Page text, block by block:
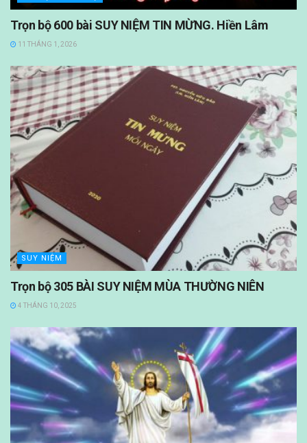
Trọn bộ 600 bài SUY NIỆM TIN MỪNG. Hiền Lâm
11 THÁNG 1, 2026
SUY NIỆM
Trọn bộ 305 BÀI SUY NIỆM MÙA THƯỜNG NIÊN
4 THÁNG 10, 2025